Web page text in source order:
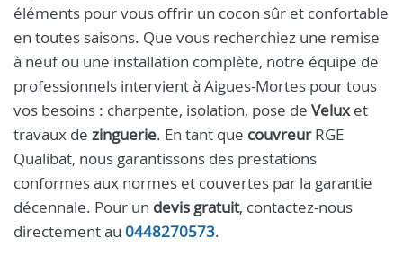
éléments pour vous offrir un cocon sûr et confortable
en toutes saisons. Que vous recherchiez une remise
à neuf ou une installation complète, notre équipe de
professionnels intervient à Aigues-Mortes pour tous
vos besoins : charpente, isolation, pose de Veluxet
travaux de zinguerie. En tant que couvreurRGE
Qualibat, nous garantissons des prestations
conformes aux normes et couvertes par la garantie
décennale. Pour un devis gratuit, contactez-nous
directement au 0448270573.